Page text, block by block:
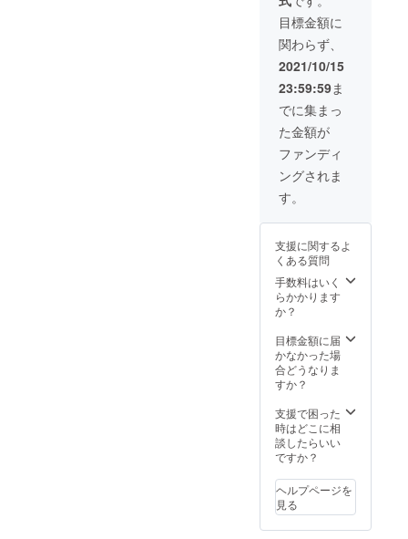
送（追
跡番号
あり）
はポス
ト投函
※仕様、
デザイ
ン等、
改良の
ため、
一部変
更にな
る場合
す。あ
らかじ
めご了
承願い
ます
) Mサイ
ズ
(24.5c
m-
26.5cm
) Lサイ
ズ
(26.5c
m-
28.5cm
) 一般販
売の予
定価格
込）の
18％オ
フ ※消
費税・
送料込
み ※発
あり）
はポス
ト投函
ン等、
改良の
ため、
一部変
る場合
がござ
いま
す。あ
目標金額に
関わらず、
2021/10/15
23:59:59ま
でに集まっ
た金額が
ファンディ
ングされま
す。
支援に関するよ
くある質問
手数料はいく
らかかります
か？
目標金額に届
かなかった場
合どうなりま
すか？
支援で困った
時はどこに相
談したらいい
ですか？
ヘルプページを
見る